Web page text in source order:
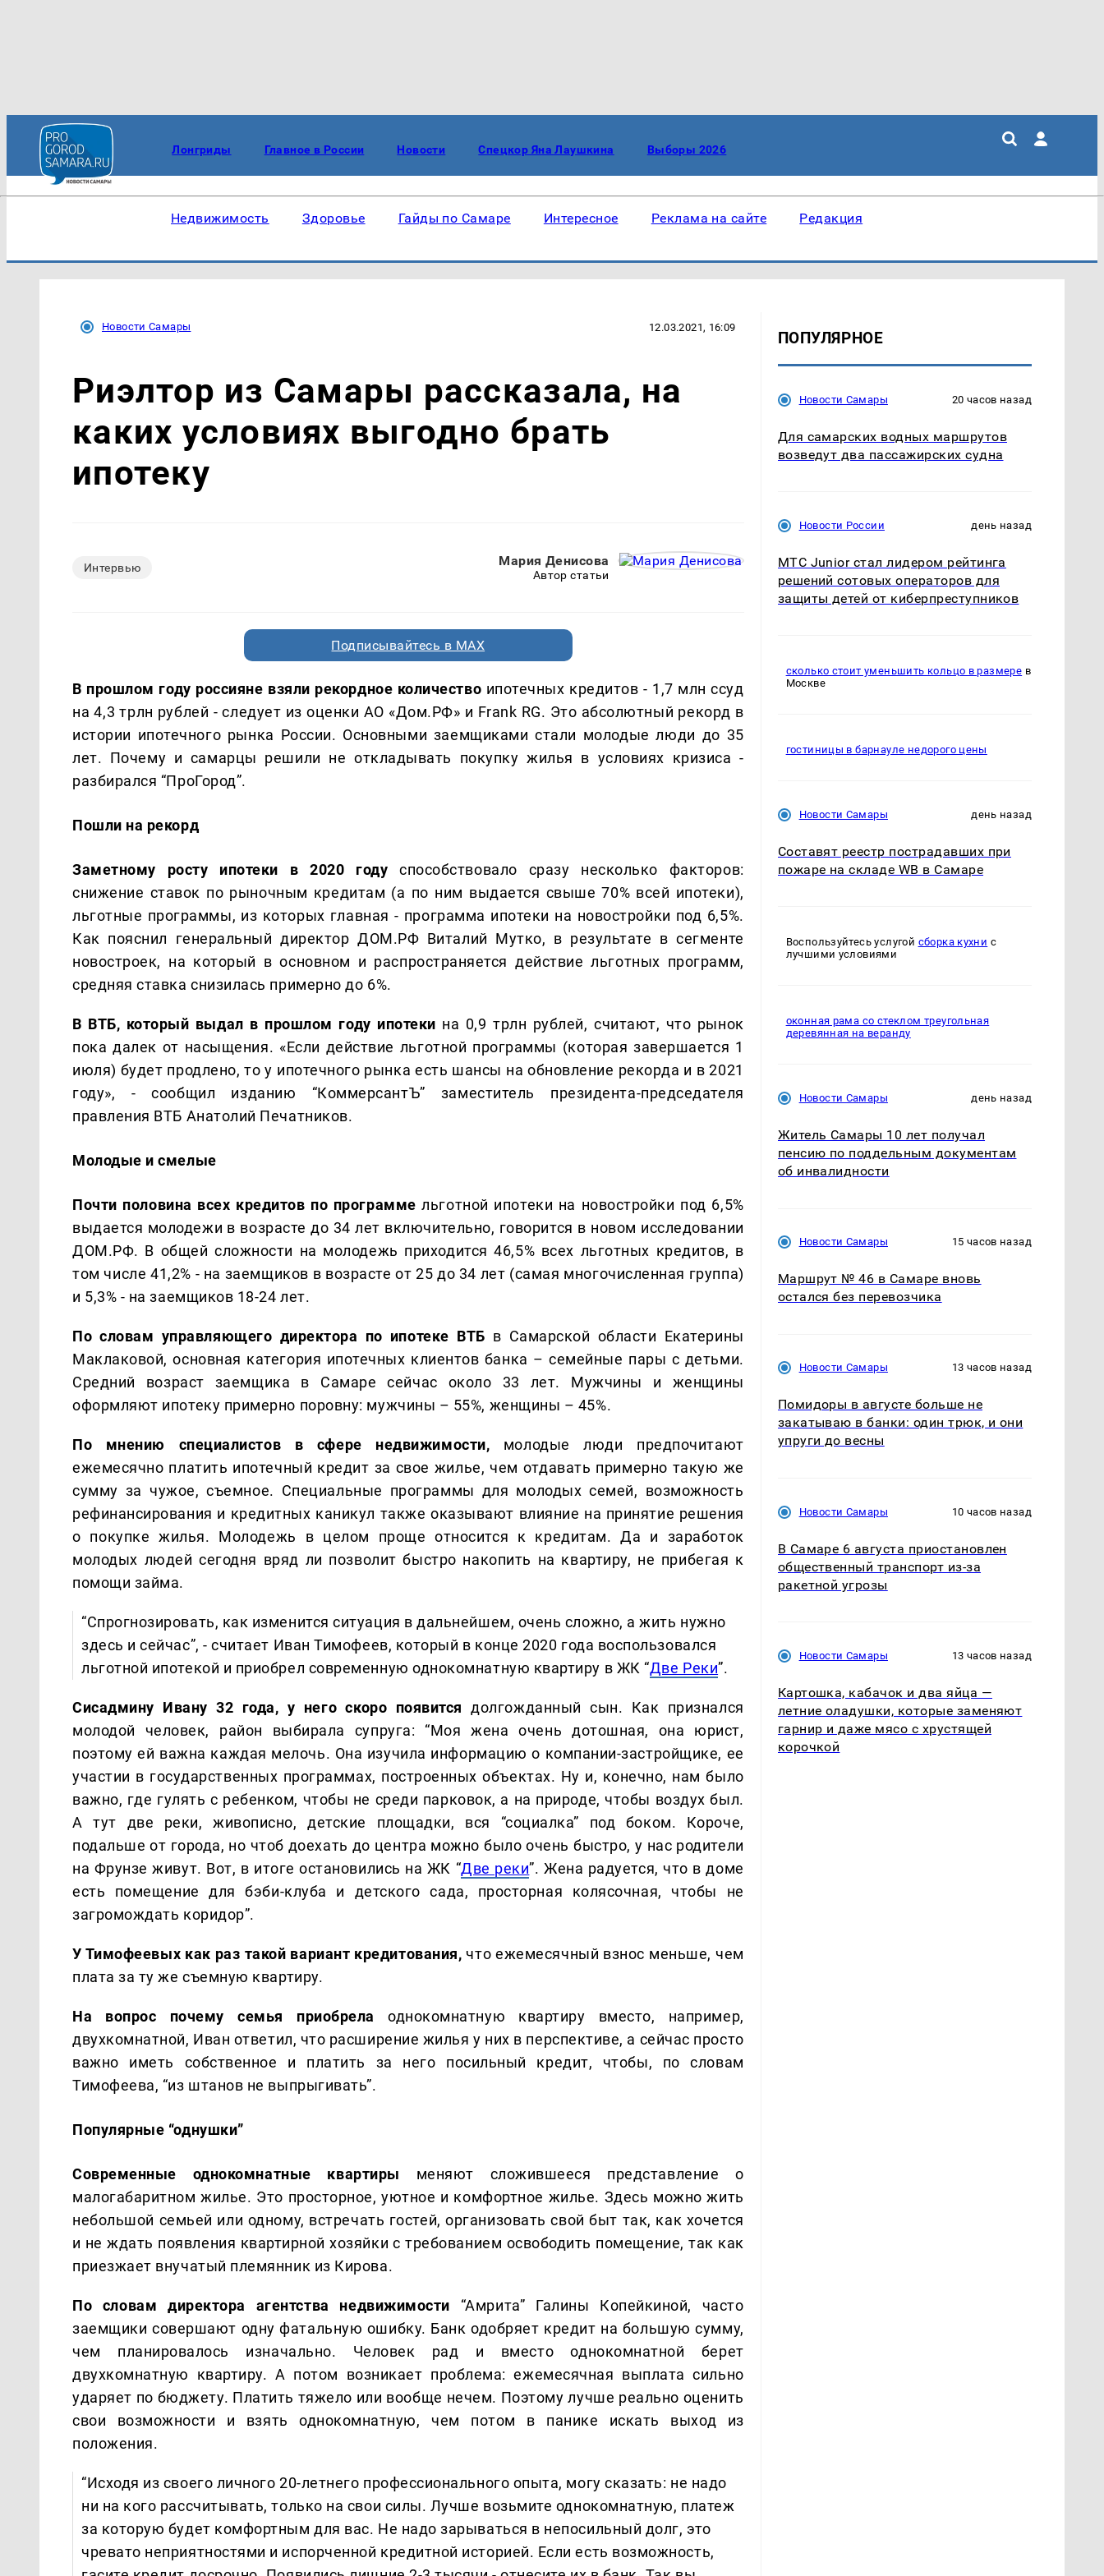
Лонгриды Главное в России Новости Спецкор Яна Лаушкина Выборы 2026
Недвижимость Здоровье Гайды по Самаре Интересное Реклама на сайте Редакция
Новости Самары 12.03.2021, 16:09
Риэлтор из Самары рассказала, на
каких условиях выгодно брать
ипотеку
Интервью Мария Денисова
Автор статьи
Подписывайтесь в MAX
В прошлом году россияне взяли рекордное количество ипотечных кредитов - 1,7 млн ссуд
на 4,3 трлн рублей - следует из оценки АО «Дом.РФ» и Frank RG. Это абсолютный рекорд в
истории ипотечного рынка России. Основными заемщиками стали молодые люди до 35
лет. Почему и самарцы решили не откладывать покупку жилья в условиях кризиса -
разбирался “ПроГород”.
Пошли на рекорд
Заметному росту ипотеки в 2020 году способствовало сразу несколько факторов:
снижение ставок по рыночным кредитам (а по ним выдается свыше 70% всей ипотеки),
льготные программы, из которых главная - программа ипотеки на новостройки под 6,5%.
Как пояснил генеральный директор ДОМ.РФ Виталий Мутко, в результате в сегменте
новостроек, на который в основном и распространяется действие льготных программ,
средняя ставка снизилась примерно до 6%.
В ВТБ, который выдал в прошлом году ипотеки на 0,9 трлн рублей, считают, что рынок
пока далек от насыщения. «Если действие льготной программы (которая завершается 1
июля) будет продлено, то у ипотечного рынка есть шансы на обновление рекорда и в 2021
году», - сообщил изданию “КоммерсантЪ” заместитель президента-председателя
правления ВТБ Анатолий Печатников.
Молодые и смелые
Почти половина всех кредитов по программельготной ипотеки на новостройки под 6,5%
выдается молодежи в возрасте до 34 лет включительно, говорится в новом исследовании
ДОМ.РФ. В общей сложности на молодежь приходится 46,5% всех льготных кредитов, в
том числе 41,2% - на заемщиков в возрасте от 25 до 34 лет (самая многочисленная группа)
и 5,3% - на заемщиков 18-24 лет.
По словам управляющего директора по ипотеке ВТБ в Самарской области Екатерины
Маклаковой, основная категория ипотечных клиентов банка – семейные пары с детьми.
Средний возраст заемщика в Самаре сейчас около 33 лет. Мужчины и женщины
оформляют ипотеку примерно поровну: мужчины – 55%, женщины – 45%.
По мнению специалистов в сфере недвижимости, молодые люди предпочитают
ежемесячно платить ипотечный кредит за свое жилье, чем отдавать примерно такую же
сумму за чужое, съемное. Специальные программы для молодых семей, возможность
рефинансирования и кредитных каникул также оказывают влияние на принятие решения
о покупке жилья. Молодежь в целом проще относится к кредитам. Да и заработок
молодых людей сегодня вряд ли позволит быстро накопить на квартиру, не прибегая к
помощи займа.
“Спрогнозировать, как изменится ситуация в дальнейшем, очень сложно, а жить нужно
здесь и сейчас”, - считает Иван Тимофеев, который в конце 2020 года воспользовался
льготной ипотекой и приобрел современную однокомнатную квартиру в ЖК “Две Реки”.
Сисадмину Ивану 32 года, у него скоро появится долгожданный сын. Как признался
молодой человек, район выбирала супруга: “Моя жена очень дотошная, она юрист,
поэтому ей важна каждая мелочь. Она изучила информацию о компании-застройщике, ее
участии в государственных программах, построенных объектах. Ну и, конечно, нам было
важно, где гулять с ребенком, чтобы не среди парковок, а на природе, чтобы воздух был.
А тут две реки, живописно, детские площадки, вся “социалка” под боком. Короче,
подальше от города, но чтоб доехать до центра можно было очень быстро, у нас родители
на Фрунзе живут. Вот, в итоге остановились на ЖК “Две реки”. Жена радуется, что в доме
есть помещение для бэби-клуба и детского сада, просторная колясочная, чтобы не
загромождать коридор”.
У Тимофеевых как раз такой вариант кредитования, что ежемесячный взнос меньше, чем
плата за ту же съемную квартиру.
На вопрос почему семья приобрелаоднокомнатную квартиру вместо, например,
двухкомнатной, Иван ответил, что расширение жилья у них в перспективе, а сейчас просто
важно иметь собственное и платить за него посильный кредит, чтобы, по словам
Тимофеева, “из штанов не выпрыгивать”.
Популярные “однушки”
Современные однокомнатные квартиры меняют сложившееся представление о
малогабаритном жилье. Это просторное, уютное и комфортное жилье. Здесь можно жить
небольшой семьей или одному, встречать гостей, организовать свой быт так, как хочется
и не ждать появления квартирной хозяйки с требованием освободить помещение, так как
приезжает внучатый племянник из Кирова.
По словам директора агентства недвижимости “Амрита” Галины Копейкиной, часто
заемщики совершают одну фатальную ошибку. Банк одобряет кредит на большую сумму,
чем планировалось изначально. Человек рад и вместо однокомнатной берет
двухкомнатную квартиру. А потом возникает проблема: ежемесячная выплата сильно
ударяет по бюджету. Платить тяжело или вообще нечем. Поэтому лучше реально оценить
свои возможности и взять однокомнатную, чем потом в панике искать выход из
положения.
“Исходя из своего личного 20-летнего профессионального опыта, могу сказать: не надо
ни на кого рассчитывать, только на свои силы. Лучше возьмите однокомнатную, платеж
за которую будет комфортным для вас. Не надо зарываться в непосильный долг, это
чревато неприятностями и испорченной кредитной историей. Если есть возможность,
ПОПУЛЯРНОЕ
Новости Самары 20 часов назад
Для самарских водных маршрутов
возведут два пассажирских судна
Новости России день назад
МТС Junior стал лидером рейтинга
решений сотовых операторов для
защиты детей от киберпреступников
сколько стоит уменьшить кольцо в размере в
Москве
гостиницы в барнауле недорого цены
Новости Самары день назад
Составят реестр пострадавших при
пожаре на складе WB в Самаре
Воспользуйтесь услугой сборка кухни с
лучшими условиями
оконная рама со стеклом треугольная
деревянная на веранду
Новости Самары день назад
Житель Самары 10 лет получал
пенсию по поддельным документам
об инвалидности
Новости Самары 15 часов назад
Маршрут № 46 в Самаре вновь
остался без перевозчика
Новости Самары 13 часов назад
Помидоры в августе больше не
закатываю в банки: один трюк, и они
упруги до весны
Новости Самары 10 часов назад
В Самаре 6 августа приостановлен
общественный транспорт из-за
ракетной угрозы
Новости Самары 13 часов назад
Картошка, кабачок и два яйца —
летние оладушки, которые заменяют
гарнир и даже мясо с хрустящей
корочкой